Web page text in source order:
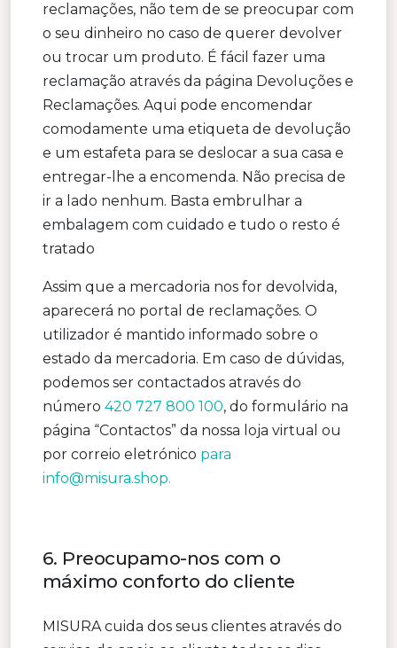
reclamações, não tem de se preocupar com
o seu dinheiro no caso de querer devolver
ou trocar um produto. É fácil fazer uma
reclamação através da página Devoluções e
Reclamações. Aqui pode encomendar
comodamente uma etiqueta de devolução
e um estafeta para se deslocar a sua casa e
entregar-lhe a encomenda. Não precisa de
ir a lado nenhum. Basta embrulhar a
embalagem com cuidado e tudo o resto é
tratado
Assim que a mercadoria nos for devolvida,
aparecerá no portal de reclamações. O
utilizador é mantido informado sobre o
estado da mercadoria. Em caso de dúvidas,
podemos ser contactados através do
número 420 727 800 100, do formulário na
página “Contactos” da nossa loja virtual ou
por correio eletrónico para
info@misura.shop.
6. Preocupamo-nos com o
máximo conforto do cliente
MISURA cuida dos seus clientes através do